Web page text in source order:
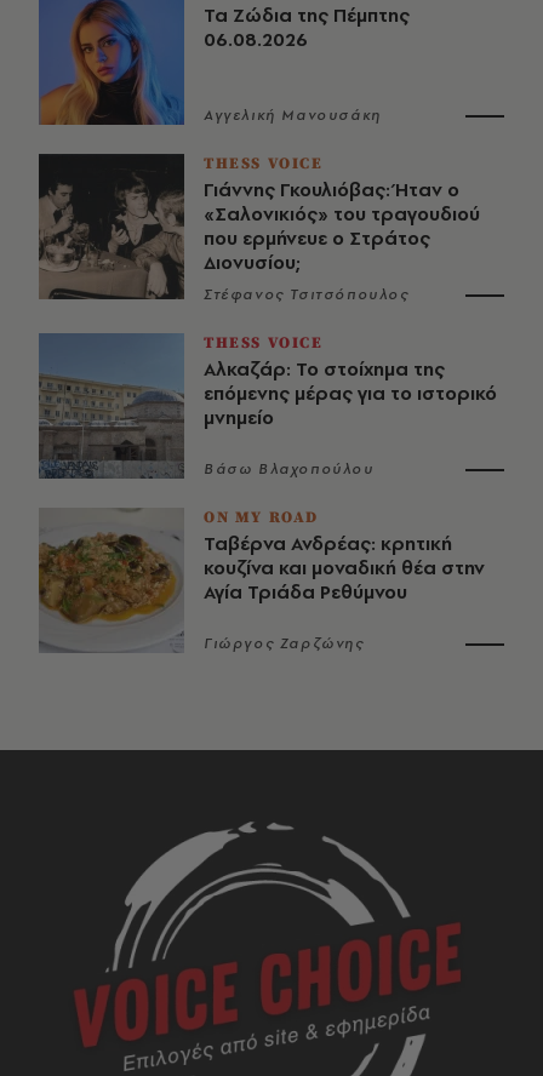
Τα Ζώδια της Πέμπτης
06.08.2026
Αγγελική Μανουσάκη
THESS VOICE
Γιάννης Γκουλιόβας: Ήταν ο
«Σαλονικιός» του τραγουδιού
που ερμήνευε ο Στράτος
Διονυσίου;
Στέφανος Τσιτσόπουλος
THESS VOICE
Αλκαζάρ: Το στοίχημα της
επόμενης μέρας για το ιστορικό
μνημείο
Βάσω Βλαχοπούλου
ON MY ROAD
Ταβέρνα Ανδρέας: κρητική
κουζίνα και μοναδική θέα στην
Αγία Τριάδα Ρεθύμνου
Γιώργος Ζαρζώνης